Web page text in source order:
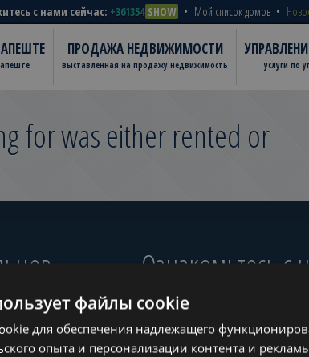
с нами сейчас: +361354 SHOW Мой список домов
ПРОДАЖА НЕДВИЖИМОСТИ
выставленная на продажу недвижимость услуги по
for was either rented or
Ознакомьтесь
www.tower-investments.com
файлы cookie
для обеспечения надлежащего
опыта и персонализации контента и